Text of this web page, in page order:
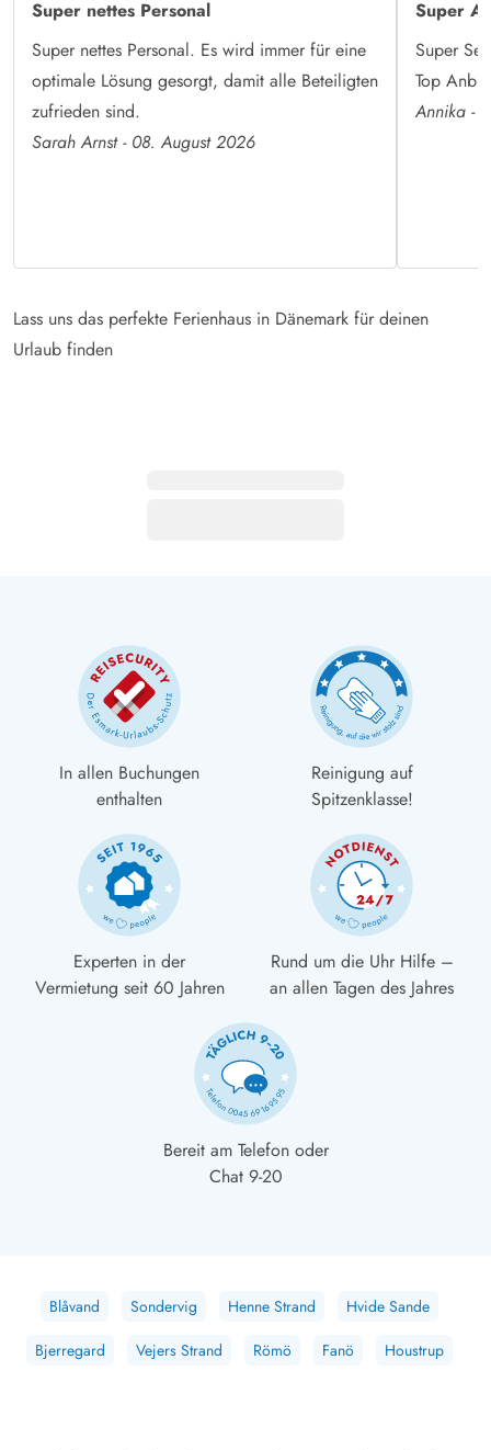
Super nettes Personal
Super nettes Personal. Es wird immer für eine
optimale Lösung gesorgt, damit alle Beteiligten
zufrieden sind.
Sarah Arnst - 08. August 2026
Super
Super
Top
Annika -
Lass uns das perfekte Ferienhaus in Dänemark für deinen
Urlaub finden
In allen Buchungen
enthalten
Reinigung auf
Spitzenklasse!
Experten in der
Vermietung seit 60 Jahren
Rund um die Uhr Hilfe –
an allen Tagen des Jahres
Bereit am Telefon oder
Chat 9-20
Blåvand Sondervig Henne Strand
Hvide Sande
Bjerregard
Vejers Strand Römö Fanö Houstrup